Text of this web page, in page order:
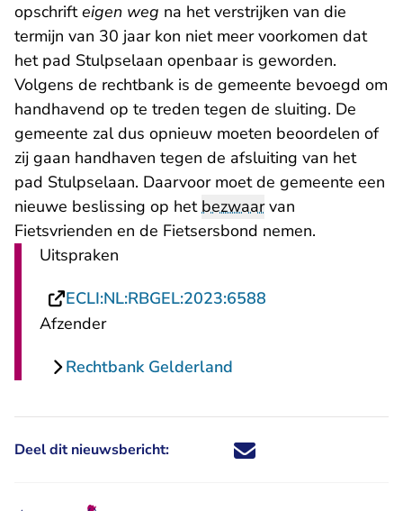
opschrifteigen weg na het verstrijken van die
termijn van 30 jaar kon niet meer voorkomen dat
het pad Stulpselaan openbaar is geworden.
Volgens de rechtbank is de gemeente bevoegd om
handhavend op te treden tegen de sluiting. De
gemeente zal dus opnieuw moeten beoordelen of
zij gaan handhaven tegen de afsluiting van het
pad Stulpselaan. Daarvoor moet de gemeente een
nieuwe beslissing op hetbezwaarvan
Fietsvrienden en de Fietsersbond nemen.
Uitspraken
ECLI:NL:RBGEL:2023:6588
Afzender
Rechtbank Gelderland
Deel dit nieuwsbericht: Deel dit nieuwsbericht via X -
Deel dit nieuwsbericht via
Deel dit nieuwsbericht
Deel dit